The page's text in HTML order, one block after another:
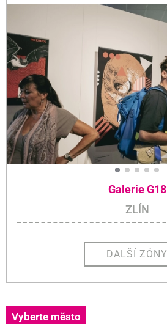
Galerie G18
ZLÍN
DALŠÍ ZÓNY
Vyberte město